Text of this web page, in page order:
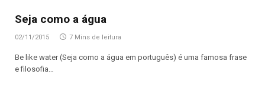
Seja como a água
02/11/2015 7 Mins de leitura
Be like water (Seja como a água em português) é uma famosa frase
e filosofia…